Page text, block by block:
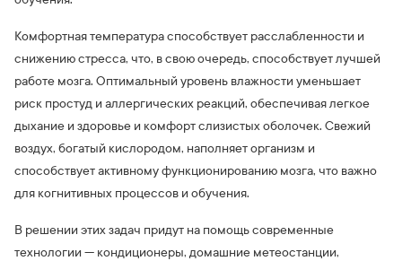
Комфортная температура способствует расслабленности и
снижению стресса, что, в свою очередь, способствует лучшей
работе мозга. Оптимальный уровень влажности уменьшает
риск простуд и аллергических реакций, обеспечивая легкое
дыхание и здоровье и комфорт слизистых оболочек. Свежий
воздух, богатый кислородом, наполняет организм и
способствует активному функционированию мозга, что важно
для когнитивных процессов и обучения.
В решении этих задач придут на помощь современные
технологии — кондиционеры, домашние метеостанции,